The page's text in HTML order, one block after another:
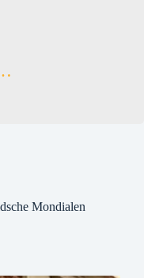
Mondialen